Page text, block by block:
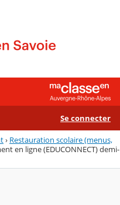
Se connecter
› Restauration scolaire (menus,
en ligne (EDUCONNECT) demi-